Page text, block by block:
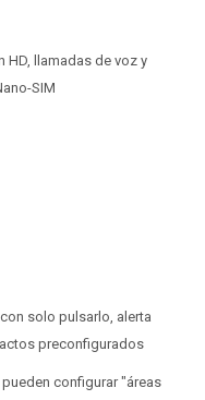
HD, llamadas de voz y
SIM
solo pulsarlo, alerta
preconfigurados
configurar "áreas